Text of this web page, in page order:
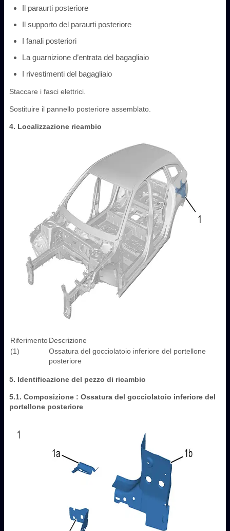
Il paraurti posteriore
Il supporto del paraurti posteriore
I fanali posteriori
La guarnizione d’entrata del bagagliaio
I rivestimenti del bagagliaio
Staccare i fasci elettrici.
Sostituire il pannello posteriore assemblato.
4. Localizzazione ricambio
RiferimentoDescrizione
(1)
Ossatura del gocciolatoio inferiore del portellone
posteriore
5. Identificazione del pezzo di ricambio
5.1. Composizione : Ossatura del gocciolatoio inferiore del
portellone posteriore